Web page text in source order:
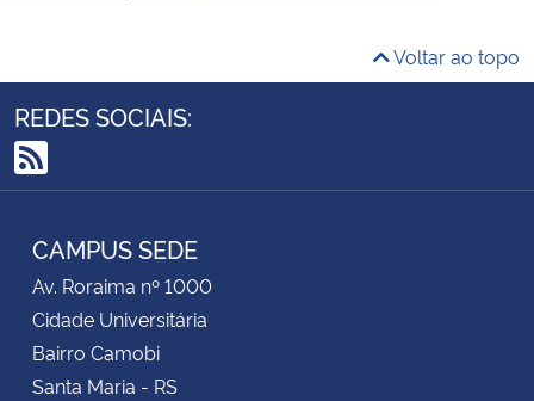
Voltar ao topo
REDES SOCIAIS:
RSS
CAMPUS SEDE
Av. Roraima nº 1000
Cidade Universitária
Bairro Camobi
Santa Maria - RS